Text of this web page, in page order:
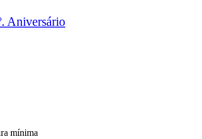
Aniversário
mínima